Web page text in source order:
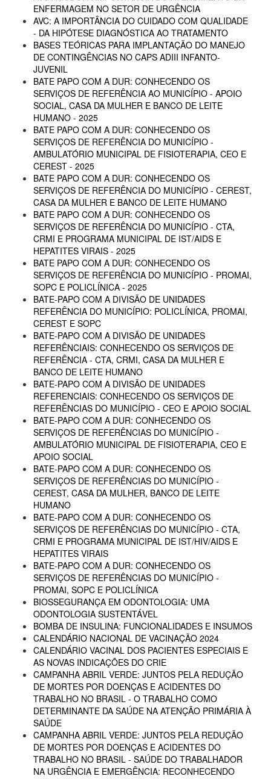
ENFERMAGEM NO SETOR DE URGÊNCIA
AVC: A IMPORTÂNCIA DO CUIDADO COM QUALIDADE
- DA HIPÓTESE DIAGNÓSTICA AO TRATAMENTO
BASES TEÓRICAS PARA IMPLANTAÇÃO DO MANEJO
DE CONTINGÊNCIAS NO CAPS ADIII INFANTO-
JUVENIL
BATE PAPO COM A DUR: CONHECENDO OS
SERVIÇOS DE REFERÊNCIA AO MUNICÍPIO - APOIO
SOCIAL, CASA DA MULHER E BANCO DE LEITE
HUMANO - 2025
BATE PAPO COM A DUR: CONHECENDO OS
SERVIÇOS DE REFERÊNCIA DO MUNICÍPIO -
AMBULATÓRIO MUNICIPAL DE FISIOTERAPIA, CEO E
CEREST - 2025
BATE PAPO COM A DUR: CONHECENDO OS
SERVIÇOS DE REFERÊNCIA DO MUNICÍPIO - CEREST,
CASA DA MULHER E BANCO DE LEITE HUMANO
BATE PAPO COM A DUR: CONHECENDO OS
SERVIÇOS DE REFERÊNCIA DO MUNICÍPIO - CTA,
CRMI E PROGRAMA MUNICIPAL DE IST/AIDS E
HEPATITES VIRAIS - 2025
BATE PAPO COM A DUR: CONHECENDO OS
SERVIÇOS DE REFERÊNCIA DO MUNICÍPIO - PROMAI,
SOPC E POLICLÍNICA - 2025
BATE-PAPO COM A DIVISÃO DE UNIDADES
REFERÊNCIA DO MUNICÍPIO: POLICLÍNICA, PROMAI,
CEREST E SOPC
BATE-PAPO COM A DIVISÃO DE UNIDADES
REFERÊNCIAIS: CONHECENDO OS SERVIÇOS DE
REFERÊNCIA - CTA, CRMI, CASA DA MULHER E
BANCO DE LEITE HUMANO
BATE-PAPO COM A DIVISÃO DE UNIDADES
REFERENCIAIS: CONHECENDO OS SERVIÇOS DE
REFERÊNCIAS DO MUNICÍPIO - CEO E APOIO SOCIAL
BATE-PAPO COM A DUR: CONHECENDO OS
SERVIÇOS DE REFERÊNCIAS DO MUNICÍPIO -
AMBULATÓRIO MUNICIPAL DE FISIOTERAPIA, CEO E
APOIO SOCIAL
BATE-PAPO COM A DUR: CONHECENDO OS
SERVIÇOS DE REFERÊNCIAS DO MUNICÍPIO -
CEREST, CASA DA MULHER, BANCO DE LEITE
HUMANO
BATE-PAPO COM A DUR: CONHECENDO OS
SERVIÇOS DE REFERÊNCIAS DO MUNICÍPIO - CTA,
CRMI E PROGRAMA MUNICIPAL DE IST/HIV/AIDS E
HEPATITES VIRAIS
BATE-PAPO COM A DUR: CONHECENDO OS
SERVIÇOS DE REFERÊNCIAS DO MUNICÍPIO -
PROMAI, SOPC E POLICLÍNICA
BIOSSEGURANÇA EM ODONTOLOGIA: UMA
ODONTOLOGIA SUSTENTÁVEL
BOMBA DE INSULINA: FUNCIONALIDADES E INSUMOS
CALENDÁRIO NACIONAL DE VACINAÇÃO 2024
CALENDÁRIO VACINAL DOS PACIENTES ESPECIAIS E
AS NOVAS INDICAÇÕES DO CRIE
CAMPANHA ABRIL VERDE: JUNTOS PELA REDUÇÃO
DE MORTES POR DOENÇAS E ACIDENTES DO
TRABALHO NO BRASIL - O TRABALHO COMO
DETERMINANTE DA SAÚDE NA ATENÇÃO PRIMÁRIA À
SAÚDE
CAMPANHA ABRIL VERDE: JUNTOS PELA REDUÇÃO
DE MORTES POR DOENÇAS E ACIDENTES DO
TRABALHO NO BRASIL - SAÚDE DO TRABALHADOR
NA URGÊNCIA E EMERGÊNCIA: RECONHECENDO